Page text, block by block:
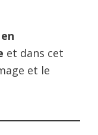
et dans cet
et le